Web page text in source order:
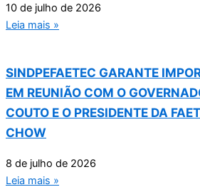
10 de julho de 2026
Leia mais »
SINDPEFAETEC GARANTE
EM REUNIÃO COM O
COUTO E O PRESIDENTE DA
CHOW
8 de julho de 2026
Leia mais »